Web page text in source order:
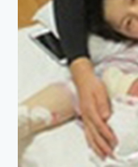
研修医達へ先輩か
1人1人に1年目研修
今年の企画は・・・？！ 1人1人に“ペン
み”が贈呈されま